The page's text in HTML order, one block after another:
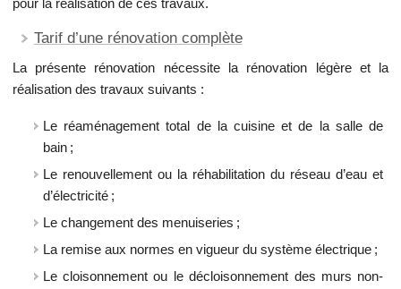
pour la réalisation de ces travaux.
Tarif d’une rénovation complète
La présente rénovation nécessite la rénovation légère et la
réalisation des travaux suivants :
Le réaménagement total de la cuisine et de la salle de
bain ;
Le renouvellement ou la réhabilitation du réseau d’eau et
d’électricité ;
Le changement des menuiseries ;
La remise aux normes en vigueur du système électrique ;
Le cloisonnement ou le décloisonnement des murs non-